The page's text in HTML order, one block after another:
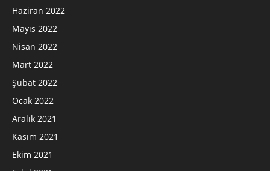
Haziran 2022
Mayıs 2022
Nisan 2022
Mart 2022
Şubat 2022
Ocak 2022
Aralık 2021
Kasım 2021
Ekim 2021